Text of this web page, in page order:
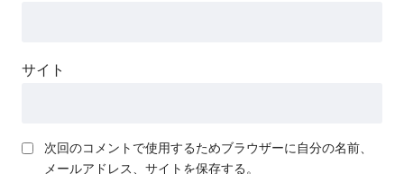
サイト
次回のコメントで使用するためブラウザーに自分の名前、
メールアドレス、サイトを保存する。